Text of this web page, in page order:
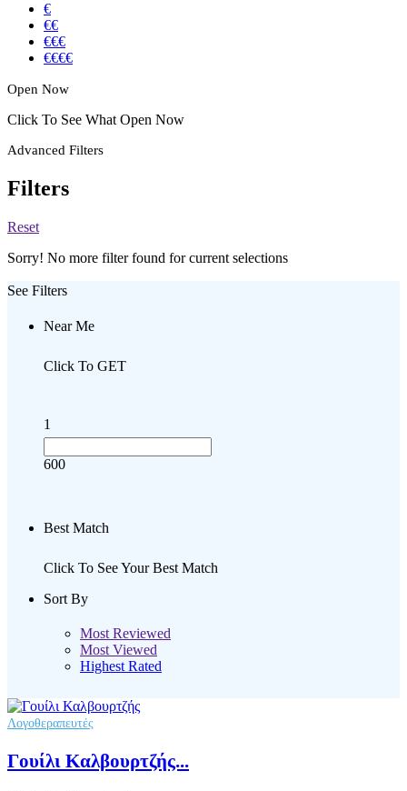
€
€€
€€€
€€€€
Open Now
Click To See What Open Now
Advanced Filters
Filters
Reset
Sorry! No more filter found for current selections
See Filters
Near Me
Click To GET
1
600
Best Match
Click To See Your Best Match
Sort By
Most Reviewed
Most Viewed
Highest Rated
Λογοθεραπευτές
Γουίλι Καλβουρτζής...